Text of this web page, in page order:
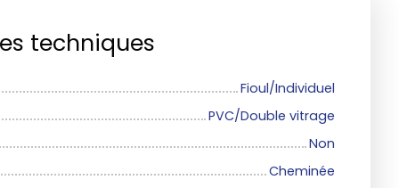
techniques
Fioul/Individuel
PVC/Double vitrage
Non
Cheminée